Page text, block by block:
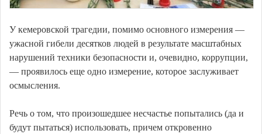
У кемеровской трагедии, помимо основного измерения —
ужасной гибели десятков людей в результате масштабных
нарушений техники безопасности и, очевидно, коррупции,
— проявилось еще одно измерение, которое заслуживает
осмысления.
Речь о том, что произошедшее несчастье попытались (да и
будут пытаться) использовать, причем откровенно